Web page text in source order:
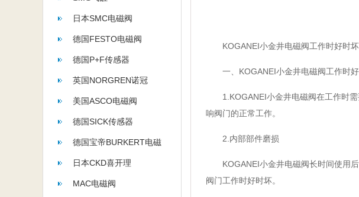
日本SMC电磁阀
德国FESTO电磁阀
德国P+F传感器
英国NORGREN诺冠
美国ASCO电磁阀
德国SICK传感器
德国宝帝BURKERT电磁
阀
日本CKD喜开理
MAC电磁阀
KOGANEI小金井电磁阀工作时好时坏
一、KOGANEI小金井电磁阀工作时好
1.KOGANEI小金井电磁阀在工作时需
响阀门的正常工作。
2.内部部件磨损
KOGANEI小金井电磁阀长时间使用后
阀门工作时好时坏。